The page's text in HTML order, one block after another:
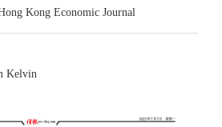
Kong Economic Journal
Kelvin